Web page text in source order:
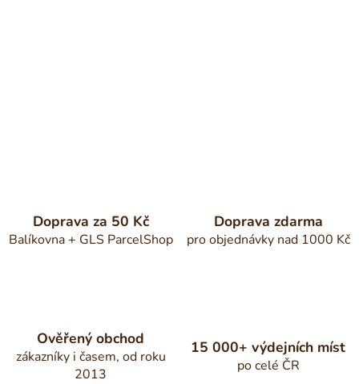
Doprava za 50 Kč
Balíkovna + GLS ParcelShop
Doprava zdarma
pro objednávky nad 1000 Kč
Ověřený obchod
zákazníky i časem, od roku
2013
15 000+ výdejních míst
po celé ČR